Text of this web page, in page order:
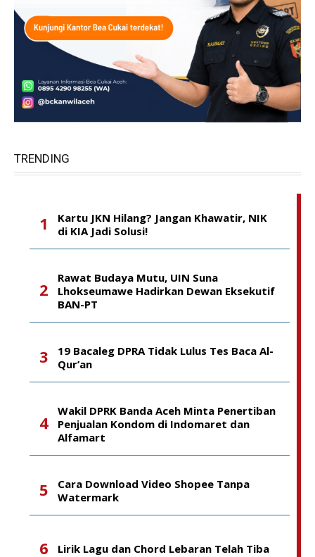
TRENDING
Kartu JKN Hilang? Jangan Khawatir, NIK
di KIA Jadi Solusi!
Rawat Budaya Mutu, UIN Suna
Lhokseumawe Hadirkan Dewan Eksekutif
BAN-PT
19 Bacaleg DPRA Tidak Lulus Tes Baca Al-
Qur’an
Wakil DPRK Banda Aceh Minta Penertiban
Penjualan Kondom di Indomaret dan
Alfamart
Cara Download Video Shopee Tanpa
Watermark
Lirik Lagu dan Chord Lebaran Telah Tiba